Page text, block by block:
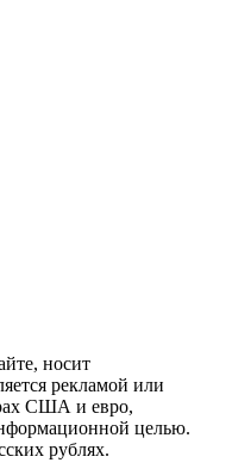
носит
рекламой или
США и евро,
целью.
рублях.